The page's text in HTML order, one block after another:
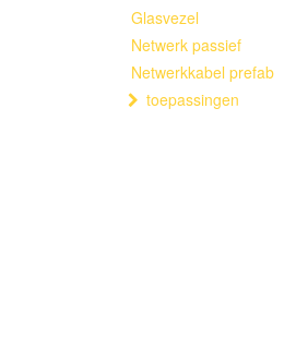
Glasvezel
Netwerk passief
Netwerkkabel prefab
toepassingen